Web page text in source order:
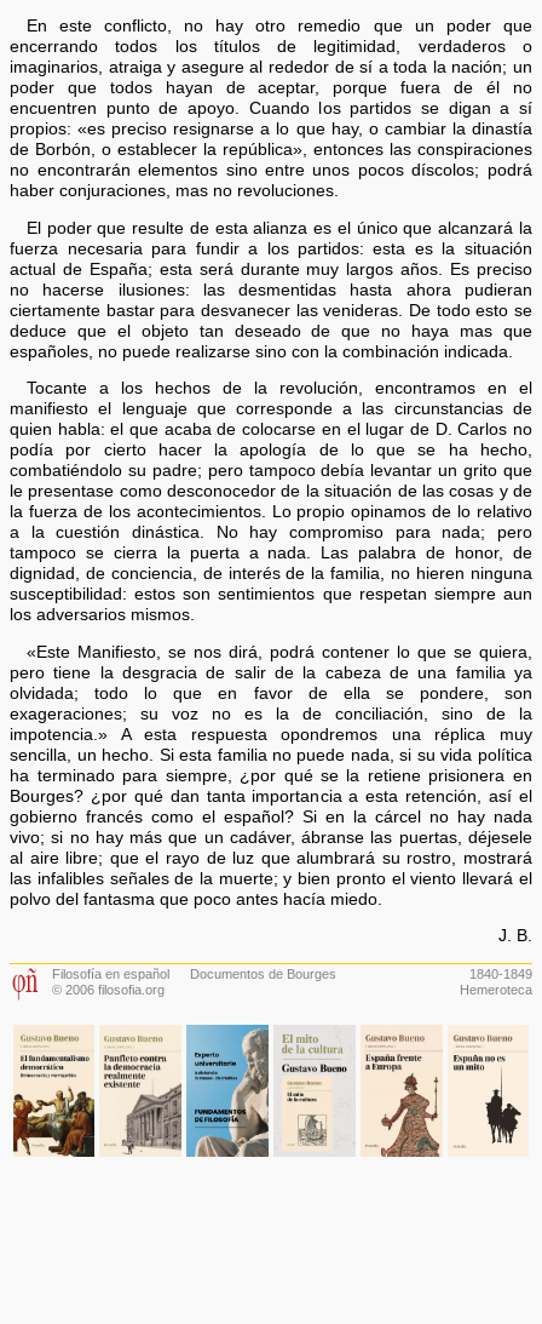
En este conflicto, no hay otro remedio que un poder que
encerrando todos los títulos de legitimidad, verdaderos o
imaginarios, atraiga y asegure al rededor de sí a toda la nación; un
poder que todos hayan de aceptar, porque fuera de él no
encuentren punto de apoyo. Cuando los partidos se digan a sí
propios: «es preciso resignarse a lo que hay, o cambiar la dinastía
de Borbón, o establecer la república», entonces las conspiraciones
no encontrarán elementos sino entre unos pocos díscolos; podrá
haber conjuraciones, mas no revoluciones.
El poder que resulte de esta alianza es el único que alcanzará la
fuerza necesaria para fundir a los partidos: esta es la situación
actual de España; esta será durante muy largos años. Es preciso
no hacerse ilusiones: las desmentidas hasta ahora pudieran
ciertamente bastar para desvanecer las venideras. De todo esto se
deduce que el objeto tan deseado de que no haya mas que
españoles, no puede realizarse sino con la combinación indicada.
Tocante a los hechos de la revolución, encontramos en el
manifiesto el lenguaje que corresponde a las circunstancias de
quien habla: el que acaba de colocarse en el lugar de D. Carlos no
podía por cierto hacer la apología de lo que se ha hecho,
combatiéndolo su padre; pero tampoco debía levantar un grito que
le presentase como desconocedor de la situación de las cosas y de
la fuerza de los acontecimientos. Lo propio opinamos de lo relativo
a la cuestión dinástica. No hay compromiso para nada; pero
tampoco se cierra la puerta a nada. Las palabra de honor, de
dignidad, de conciencia, de interés de la familia, no hieren ninguna
susceptibilidad: estos son sentimientos que respetan siempre aun
los adversarios mismos.
«Este Manifiesto, se nos dirá, podrá contener lo que se quiera,
pero tiene la desgracia de salir de la cabeza de una familia ya
olvidada; todo lo que en favor de ella se pondere, son
exageraciones; su voz no es la de conciliación, sino de la
impotencia.» A esta respuesta opondremos una réplica muy
sencilla, un hecho. Si esta familia no puede nada, si su vida política
ha terminado para siempre, ¿por qué se la retiene prisionera en
Bourges? ¿por qué dan tanta importancia a esta retención, así el
gobierno francés como el español? Si en la cárcel no hay nada
vivo; si no hay más que un cadáver, ábranse las puertas, déjesele
al aire libre; que el rayo de luz que alumbrará su rostro, mostrará
las infalibles señales de la muerte; y bien pronto el viento llevará el
polvo del fantasma que poco antes hacía miedo.
J. B.
Filosofía en español
© 2006 filosofia.org
Documentos de Bourges
1840-1849
Hemeroteca